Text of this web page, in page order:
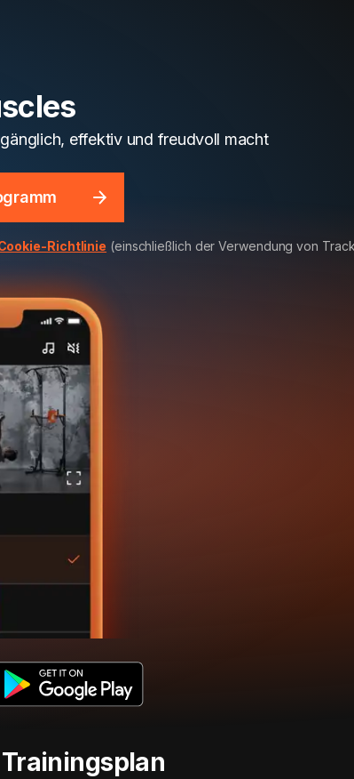
effektiv und freudvoll macht
Richtlinie (einschließlich der Verwendung von